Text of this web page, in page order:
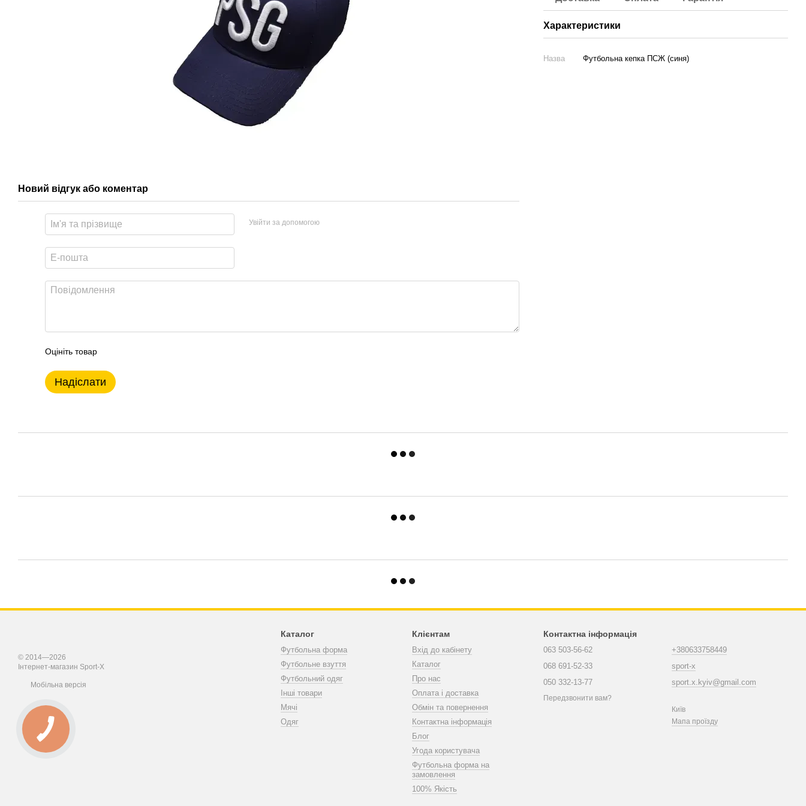
Новий відгук або коментар
Увійти за допомогою
Оцініть товар
Надіслати
Характеристики
Назва Футбольна кепка ПСЖ (синя)
© 2014—2026
Інтернет-магазин Sport-X
Мобільна версія
Каталог
Футбольна форма
Футбольне взуття
Футбольний одяг
Інші товари
Мячі
Одяг
Клієнтам
Вхід до кабінету
Каталог
Про нас
Оплата і доставка
Обмін та повернення
Контактна інформація
Блог
Угода користувача
Футбольна форма на
замовлення
100% Якість
Контактна інформація
063 503-56-62
068 691-52-33
050 332-13-77
Передзвонити вам?
+380633758449
sport-x
sport.x.kyiv@gmail.com
Київ
Мапа проїзду